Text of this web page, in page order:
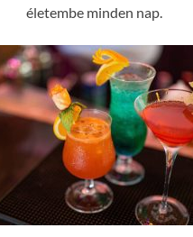
életembe minden nap.